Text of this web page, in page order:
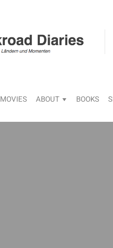
MOVIES ABOUT BOOKS